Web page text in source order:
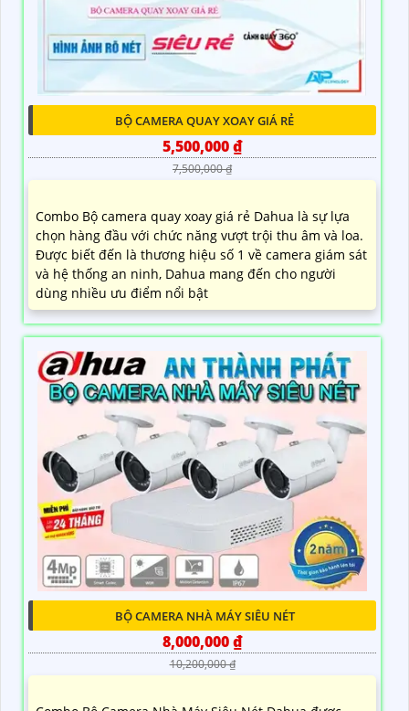
BỘ CAMERA QUAY XOAY GIÁ RẺ
5,500,000 ₫
7,500,000 ₫
Combo Bộ camera quay xoay giá rẻ Dahua là sự lựa
chọn hàng đầu với chức năng vượt trội thu âm và loa.
Được biết đến là thương hiệu số 1 về camera giám sát
và hệ thống an ninh, Dahua mang đến cho người
dùng nhiều ưu điểm nổi bật
BỘ CAMERA NHÀ MÁY SIÊU NÉT
8,000,000 ₫
10,200,000 ₫